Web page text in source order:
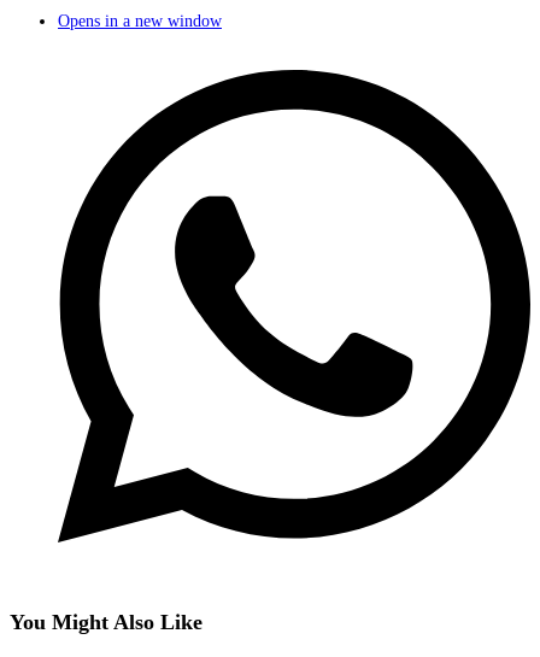
Opens in a new window
You Might Also Like